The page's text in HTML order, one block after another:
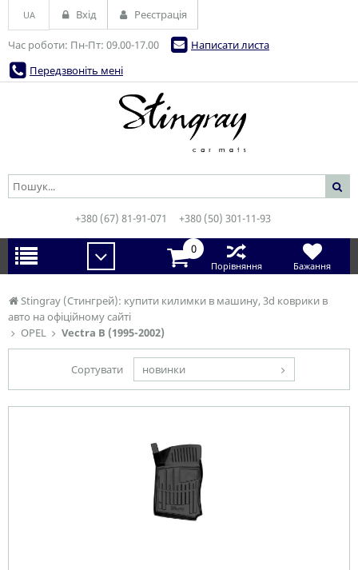
Stingray (Стингрей): купити килимки в машину, 3d коврики в
авто на офіційному сайті
OPEL
Vectra B (1995-2002)
Сортувати новинки
Час роботи: Пн-Пт: 09.00-17.00
Написати листа
Передзвоніть мені
UA Вхід Реєстрація
+380 (67) 81-91-071 +380 (50) 301-11-93
0
Порівняння Бажання